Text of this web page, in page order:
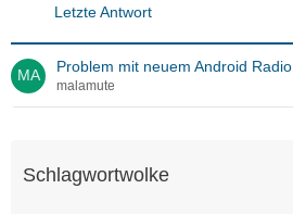
Letzte Antwort
Problem mit neuem Android Radio
malamute
Schlagwortwolke